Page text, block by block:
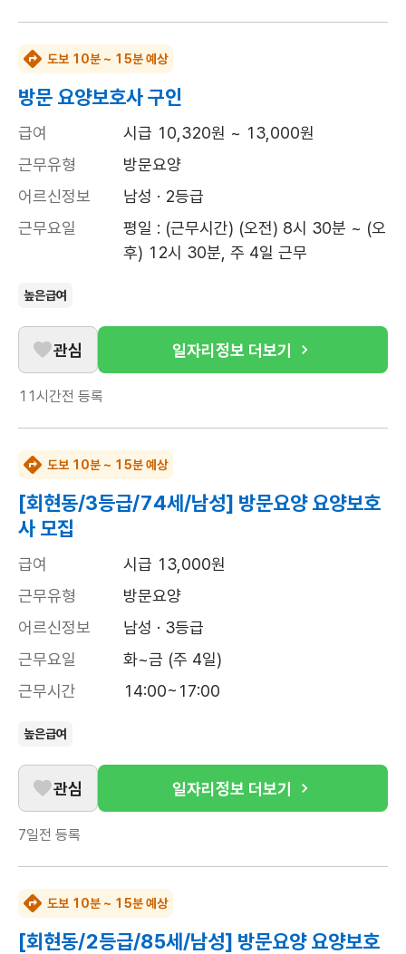
도보 10분 ~ 15분 예상
방문 요양보호사 구인
급여
시급 10,320원 ~ 13,000원
근무유형
방문요양
어르신정보
남성 · 2등급
근무요일
평일 : (근무시간) (오전) 8시 30분 ~ (오
후) 12시 30분, 주 4일 근무
높은급여
관심 일자리정보 더보기
11시간전 등록
도보 10분 ~ 15분 예상
[회현동/3등급/74세/남성] 방문요양 요양보호
사 모집
급여
시급 13,000원
근무유형
방문요양
어르신정보
남성 · 3등급
근무요일
화~금 (주 4일)
근무시간
14:00~17:00
높은급여
관심 일자리정보 더보기
7일전 등록
도보 10분 ~ 15분 예상
[회현동/2등급/85세/남성] 방문요양 요양보호